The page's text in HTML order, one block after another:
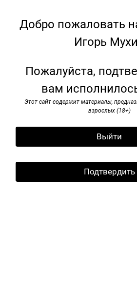
Добро пожаловать
Игорь
Пожалуйста,
вам
Этот сайт содержит материалы,
взрослых (18+)
Выйти
Подтвердить
Скамейки:
будущего